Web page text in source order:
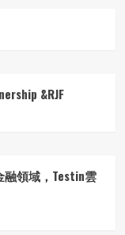
&RJF
融領域，Testin雲